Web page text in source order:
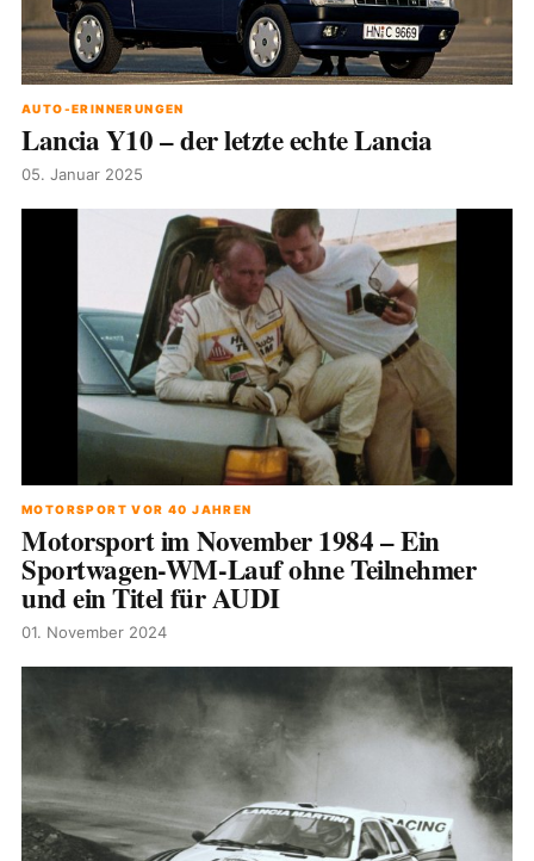
AUTO-ERINNERUNGEN
Lancia Y10 – der letzte echte Lancia
05. Januar 2025
MOTORSPORT VOR 40 JAHREN
Motorsport im November 1984 – Ein
Sportwagen-WM-Lauf ohne Teilnehmer
und ein Titel für AUDI
01. November 2024